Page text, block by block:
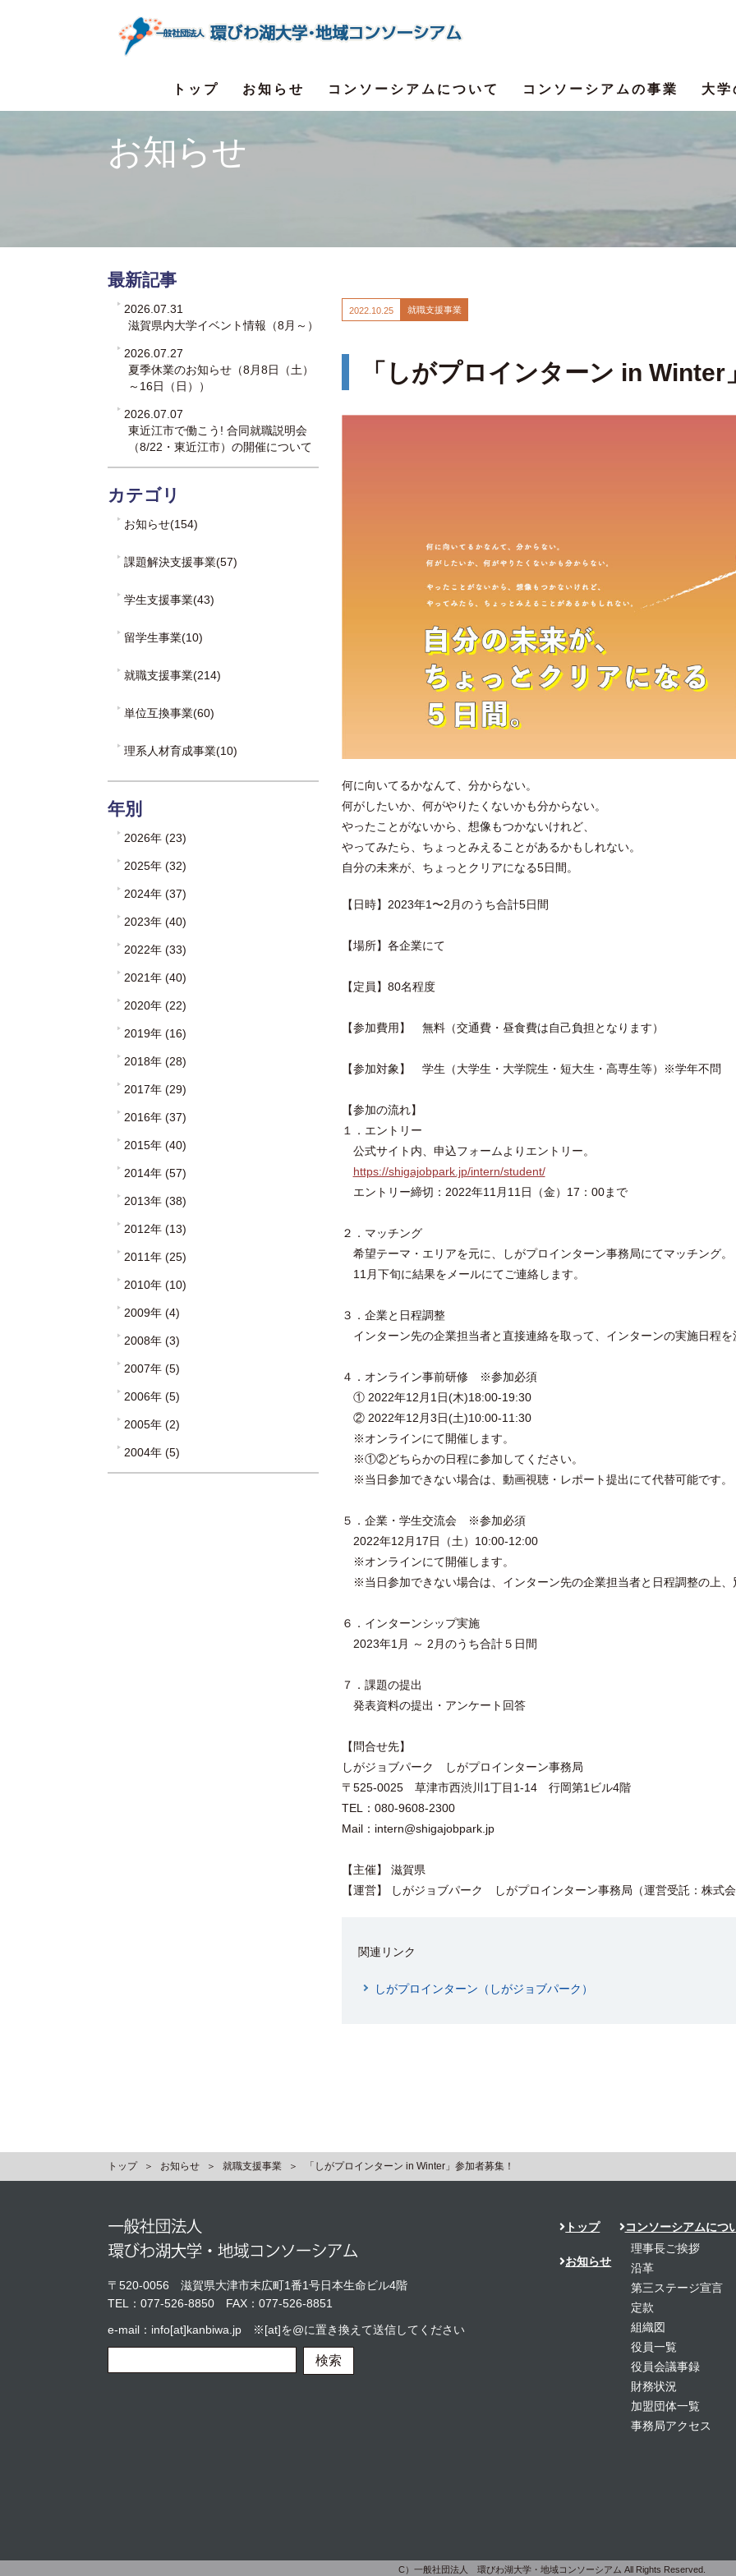
トップ お知らせ コンソーシアムについて コンソーシアムの事業 大学
お知らせ
2022. 10.25 就職支援事業
「しがプロインターン in Winter
何に向いてるかなんて、分からない。
何がしたいか、何がやりたくないかも分からない。
やったことがないから、想像もつかないけれど、
やってみたら、ちょっとみえることがあるかもしれない。
自分の未来が、ちょっとクリアになる5日間。
【日時】2023年1〜2月のうち合計5日間
【場所】各企業にて
【定員】80名程度
【参加費用】 無料（交通費・昼食費は自己負担となります）
【参加対象】 学生（大学生・大学院生・短大生・高専生等）※学年不問
【参加の流れ】
１．エントリー
公式サイト内、申込フォームよりエントリー。
https://shigajobpark.jp/intern/student/
エントリー締切：2022年11月11日（金）17：00まで
２．マッチング
希望テーマ・エリアを元に、しがプロインターン事務局にてマッチング。
11月下旬に結果をメールにてご連絡します。
３．企業と日程調整
インターン先の企業担当者と直接連絡を取って、インターンの実施日程を
４．オンライン事前研修 ※参加必須
① 2022年12月1日(木)18:00-19:30
② 2022年12月3日(土)10:00-11:30
※オンラインにて開催します。
※①②どちらかの日程に参加してください。
※当日参加できない場合は、動画視聴・レポート提出にて代替可能です。
５．企業・学生交流会 ※参加必須
2022年12月17日（土）10:00-12:00
※オンラインにて開催します。
※当日参加できない場合は、インターン先の企業担当者と日程調整の上、
６．インターンシップ実施
2023年1月 ～ 2月のうち合計５日間
７．課題の提出
発表資料の提出・アンケート回答
【問合せ先】
しがジョブパーク しがプロインターン事務局
〒525-0025 草津市西渋川1丁目1-14 行岡第1ビル4階
TEL：080-9608-2300
Mail：intern@shigajobpark.jp
【主催】 滋賀県
【運営】 しがジョブパーク しがプロインターン事務局（運営受託：株式
関連リンク
しがプロインターン（しがジョブパーク）
最新記事
2026.07.31
滋賀県内大学イベント情報（8月～）
2026.07.27
夏季休業のお知らせ（8月8日（土）
～16日（日））
2026.07.07
東近江市で働こう! 合同就職説明会
（8/22・東近江市）の開催について
カテゴリ
お知らせ(154)
課題解決支援事業(57)
学生支援事業(43)
留学生事業(10)
就職支援事業(214)
単位互換事業(60)
理系人材育成事業(10)
年別
2026年 (23)
2025年 (32)
2024年 (37)
2023年 (40)
2022年 (33)
2021年 (40)
2020年 (22)
2019年 (16)
2018年 (28)
2017年 (29)
2016年 (37)
2015年 (40)
2014年 (57)
2013年 (38)
2012年 (13)
2011年 (25)
2010年 (10)
2009年 (4)
2008年 (3)
2007年 (5)
2006年 (5)
2005年 (2)
2004年 (5)
トップ お知らせ 就職支援事業 「しがプロインターン in Winter」参加者募集！
〒520-0056 滋賀県大津市末広町1番1号日本生命ビル4階
TEL： 077-526-8850 FAX：077-526-8851
e-mail：info[at]kanbiwa.jp ※[at]を@に置き換えて送信してください
検索
トップ
お知らせ
コンソーシアムにつ
理事長ご挨拶
沿革
第三ステージ宣言
定款
組織図
役員一覧
役員会議事録
財務状況
加盟団体一覧
事務局アクセス
C）一般社団法人 環びわ湖大学・地域コンソーシアム All Rights Reserved.